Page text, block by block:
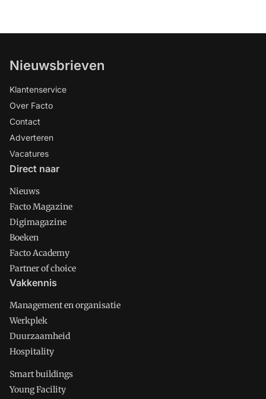
Nieuwsbrieven
Klantenservice
Over Facto
Contact
Adverteren
Vacatures
Direct naar
Nieuws
Facto Magazine
Digimagazine
Boeken
Facto Academy
Partner of choice
Vakkennis
Management en organisatie
Werkplek
Duurzaamheid
Hospitality
Smart buildings
Young Facility